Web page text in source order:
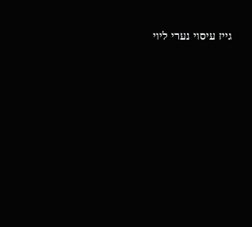
גייז עיסוי נערי ליוי